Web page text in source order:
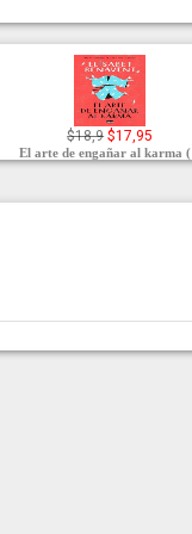
$18,9 $17,95
El arte de engañar al karma (